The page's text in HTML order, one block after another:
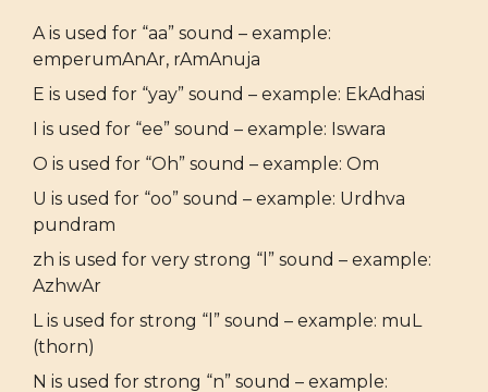
A is used for “aa” sound – example:
emperumAnAr, rAmAnuja
E is used for “yay” sound – example: EkAdhasi
I is used for “ee” sound – example: Iswara
O is used for “Oh” sound – example: Om
U is used for “oo” sound – example: Urdhva
pundram
zh is used for very strong “l” sound – example:
AzhwAr
L is used for strong “l” sound – example: muL
(thorn)
N is used for strong “n” sound – example: